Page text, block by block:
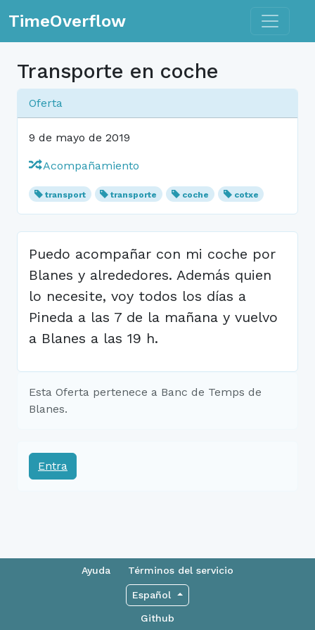
TimeOverflow Toggle
Transporte en coche
Oferta
9 de mayo de 2019
Acompañamiento
transport transporte coche cotxe
Puedo acompañar con mi coche por
Blanes y alrededores. Además quien
lo necesite, voy todos los días a
Pineda a las 7 de la mañana y vuelvo
a Blanes a las 19 h.
Esta Oferta pertenece a Banc de Temps de
Blanes.
Entra
Ayuda Términos del servicio
Español
Github